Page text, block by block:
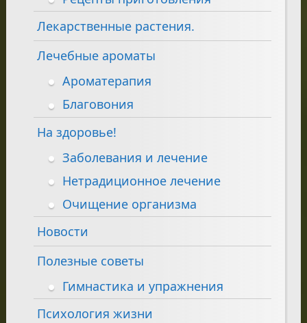
Лекарственные растения.
Лечебные ароматы
Ароматерапия
Благовония
На здоровье!
Заболевания и лечение
Нетрадиционное лечение
Очищение организма
Новости
Полезные советы
Гимнастика и упражнения
Психология жизни